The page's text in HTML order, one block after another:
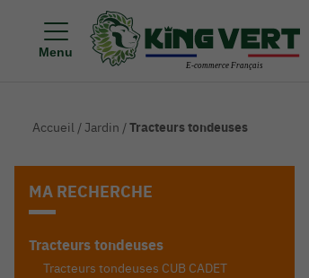
Menu
Accueil / Jardin /Tracteurs tondeuses
MA RECHERCHE
Tracteurs tondeuses
Tracteurs tondeuses CUB CADET